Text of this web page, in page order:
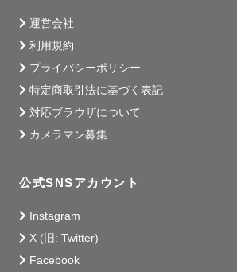
運営会社
利用規約
プライバシーポリシー
特定商取引法に基づく表記
対応ブラウザについて
カメラマン募集
公式SNSアカウント
Instagram
X (旧: Twitter)
Facebook